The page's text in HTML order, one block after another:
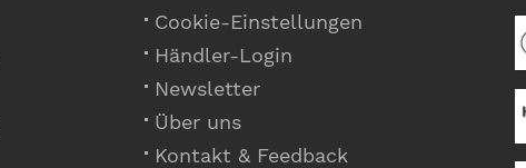
Cookie-Einstellungen
Händler-Login
Newsletter
Über uns
Kontakt & Feedback